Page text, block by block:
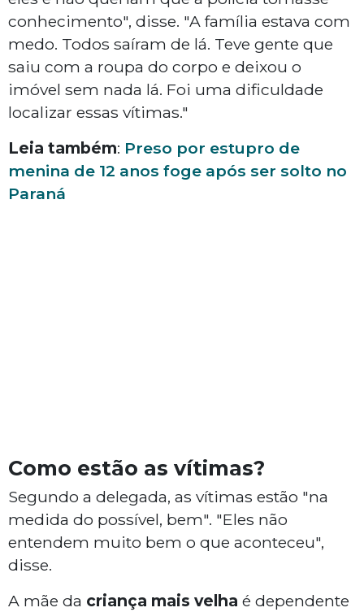
conhecimento", disse. "A família estava com
medo. Todos saíram de lá. Teve gente que
saiu com a roupa do corpo e deixou o
imóvel sem nada lá. Foi uma dificuldade
localizar essas vítimas."
Leia também: Preso por estupro de
menina de 12 anos foge após ser solto no
Paraná
Como estão as vítimas?
Segundo a delegada, as vítimas estão "na
medida do possível, bem". "Eles não
entendem muito bem o que aconteceu",
disse.
A mãe da criança mais velha é dependente